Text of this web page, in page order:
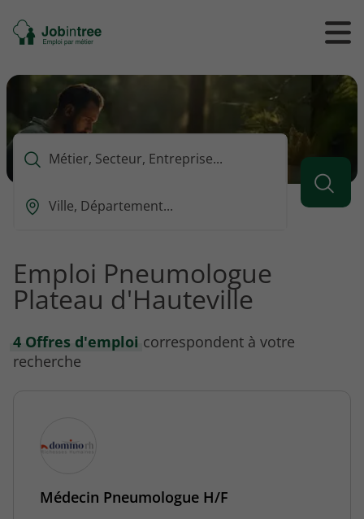
Se
rendre
l'accueil
Ouvrir
/
le
Que
vous
rechercher
Ou
vous
voulez
rechercher
Emploi Pneumologue
Plateau d'Hauteville
4 Offres d'emploi correspondent à votre
recherche
Médecin Pneumologue H/F